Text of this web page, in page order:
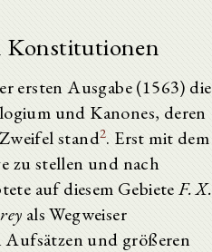
Konstitutionen
ersten Ausgabe (1563) die
und Kanones, deren
stand2. Erst mit dem
zu stellen und nach
auf diesem GebieteF. X.
als Wegweiser
Aufsätzen und größeren